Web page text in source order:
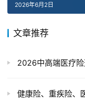
2026年6月2日
文章推荐
2026中高端医疗险
健康险、重疾险、